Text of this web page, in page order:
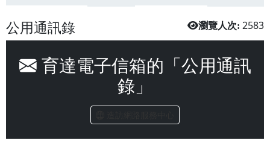
瀏覽人次: 2583
公用通訊錄
育達電子信箱的「公用通訊
錄」